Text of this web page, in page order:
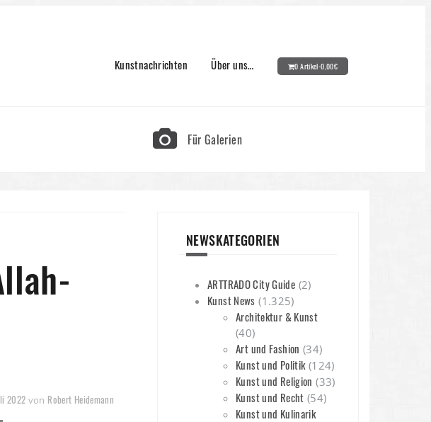
Kunstnachrichten Über uns… 0 Artikel-0,00€
Für Galerien
2022 von Robert Heidemann
NEWSKATEGORIEN
ARTTRADO City Guide (2)
Kunst News (1.325)
Architektur & Kunst
(40)
Art und Fashion (34)
Kunst und Politik(124)
Kunst und Religion (33)
Kunst und Recht (54)
Kunst und Kulinarik